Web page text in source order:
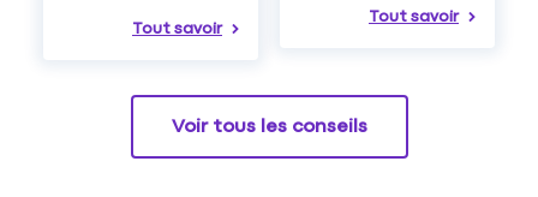
Tout savoir
Tout savoir
Voir tous les conseils